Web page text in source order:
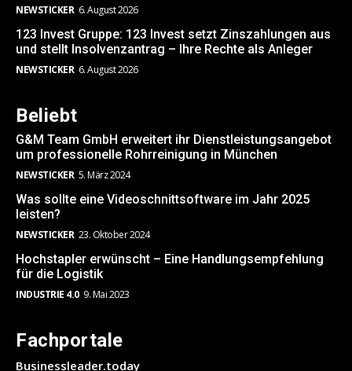
NEWSTICKER 6. August 2026
123 Invest Gruppe: 123 Invest setzt Zinszahlungen aus
und stellt Insolvenzantrag – Ihre Rechte als Anleger
NEWSTICKER 6. August 2026
Beliebt
G&M Team GmbH erweitert ihr Dienstleistungsangebot
um professionelle Rohrreinigung in München
NEWSTICKER 5. März 2024
Was sollte eine Videoschnittsoftware im Jahr 2025
leisten?
NEWSTICKER 23. Oktober 2024
Hochstapler erwünscht – Eine Handlungsempfehlung
für die Logistik
INDUSTRIE 4.0 9. Mai 2023
Fachportale
Businessleader.today